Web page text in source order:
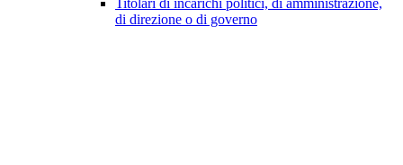
Titolari di incarichi politici, di amministrazione,
di direzione o di governo